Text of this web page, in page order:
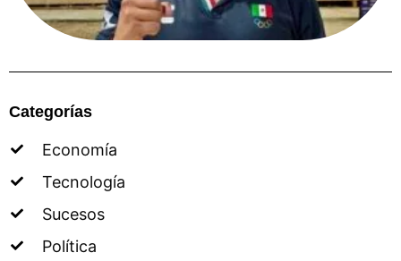
Categorías
Economía
Tecnología
Sucesos
Política